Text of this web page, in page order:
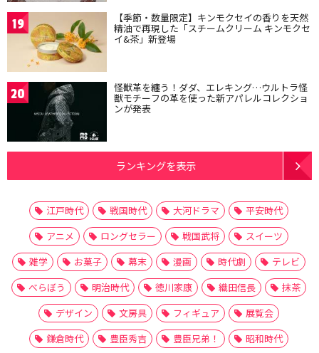
19 【季節・数量限定】キンモクセイの香りを天然
精油で再現した「スチームクリーム キンモクセ
イ&茶」新登場
20 怪獣革を纏う！ダダ、エレキング…ウルトラ怪
獣モチーフの革を使った新アパレルコレクショ
ンが発表
ランキングを表示
江戸時代 戦国時代 大河ドラマ
平安時代
アニメ
ロングセラー 戦国武将
スイーツ
雑学
お菓子 幕末 漫画 時代劇
テレビ
べらぼう
明治時代 徳川家康 織田信長
抹茶
デザイン
文房具 フィギュア
展覧会
鎌倉時代
豊臣秀吉 豊臣兄弟！
昭和時代